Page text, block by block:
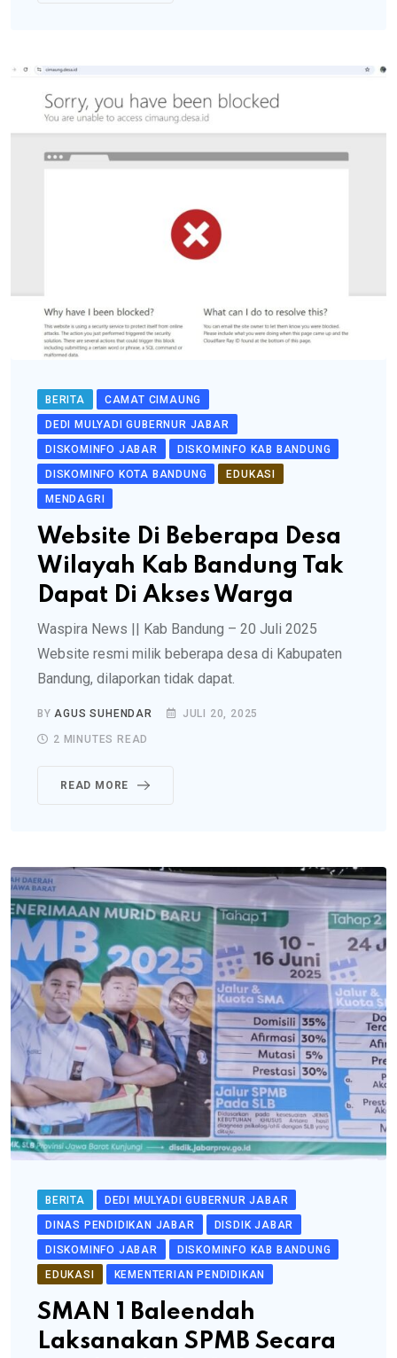
BERITA
CAMAT CIMAUNG
DEDI MULYADI GUBERNUR JABAR
DISKOMINFO JABAR
DISKOMINFO KAB BANDUNG
DISKOMINFO KOTA BANDUNG
EDUKASI
MENDAGRI
Website Di Beberapa Desa
Wilayah Kab Bandung Tak
Dapat Di Akses Warga
Waspira News || Kab Bandung – 20 Juli 2025
Website resmi milik beberapa desa di Kabupaten
Bandung, dilaporkan tidak dapat.
BY AGUS SUHENDAR JULI 20, 2025
2 MINUTES READ
READ MORE
BERITA
DEDI MULYADI GUBERNUR JABAR
DINAS PENDIDIKAN JABAR
DISDIK JABAR
DISKOMINFO JABAR
DISKOMINFO KAB BANDUNG
EDUKASI
KEMENTERIAN PENDIDIKAN
SMAN 1 Baleendah
Laksanakan SPMB Secara